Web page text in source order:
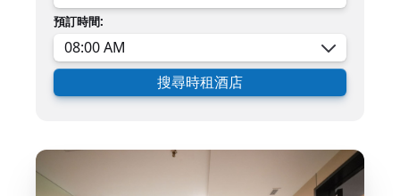
預訂時間:
搜尋時租酒店